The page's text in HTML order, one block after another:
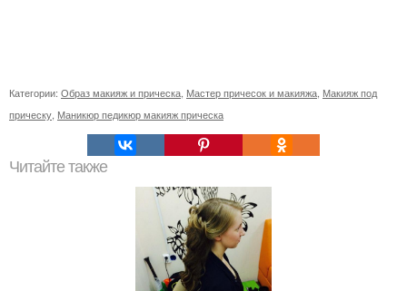
Категории: Образ макияж и прическа, Мастер причесок и макияжа, Макияж под
прическу, Маникюр педикюр макияж прическа
Читайте также